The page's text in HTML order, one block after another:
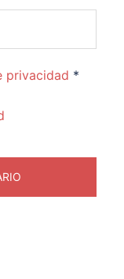
privacidad *